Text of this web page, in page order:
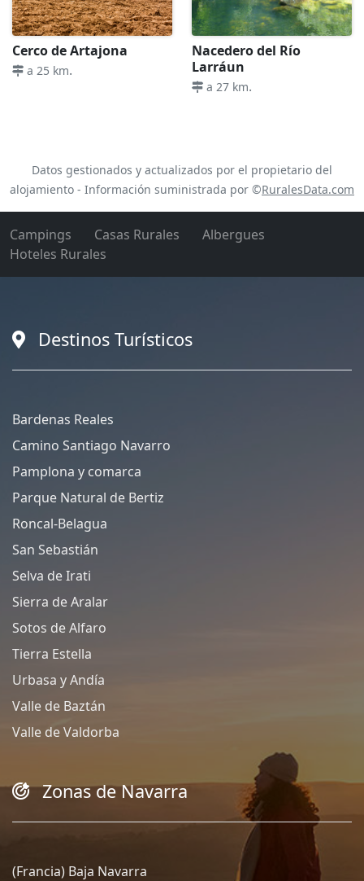
Cerco de Artajona
a 25 km.
Nacedero del Río
Larráun
a 27 km.
Datos gestionados y actualizados por el propietario del
alojamiento - Información suministrada por ©RuralesData.com
Campings Casas Rurales
Albergues
Hoteles Rurales
Destinos Turísticos
Bardenas Reales
Camino Santiago Navarro
Pamplona y comarca
Parque Natural de Bertiz
Roncal-Belagua
San Sebastián
Selva de Irati
Sierra de Aralar
Sotos de Alfaro
Tierra Estella
Urbasa y Andía
Valle de Baztán
Valle de Valdorba
Zonas de Navarra
(Francia) Baja Navarra